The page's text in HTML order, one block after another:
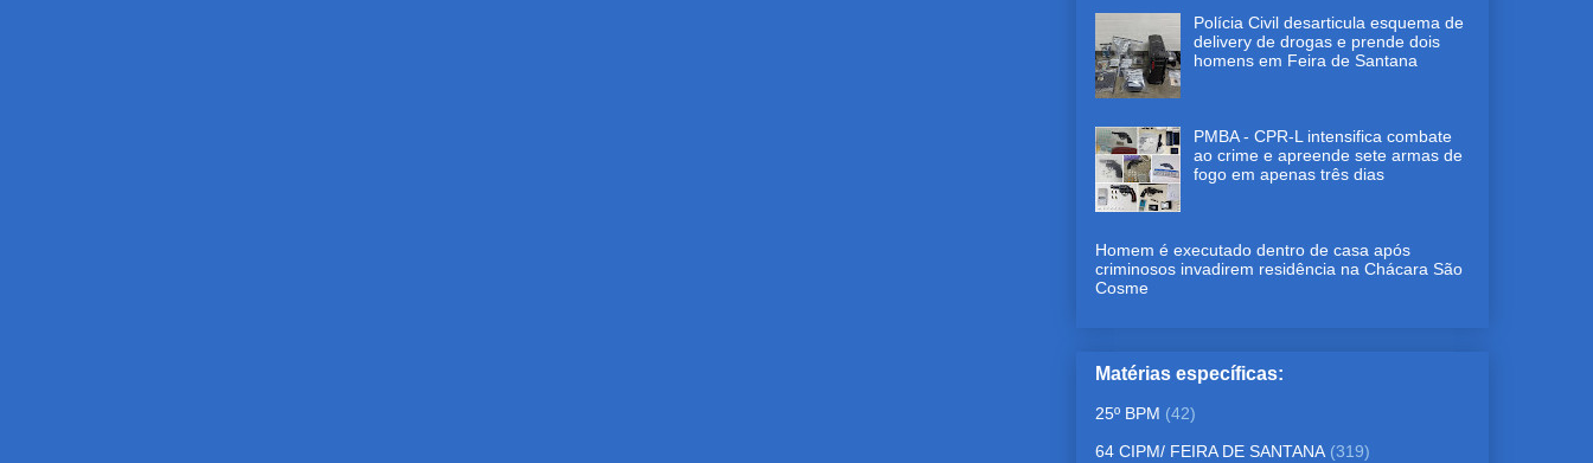
Polícia Civil desarticula esquema de
delivery de drogas e prende dois
homens em Feira de Santana
PMBA - CPR-L intensifica combate
ao crime e apreende sete armas de
fogo em apenas três dias
Homem é executado dentro de casa após
criminosos invadirem residência na Chácara São
Cosme
Matérias específicas:
25º BPM (42)
64 CIPM/ FEIRA DE SANTANA (319)